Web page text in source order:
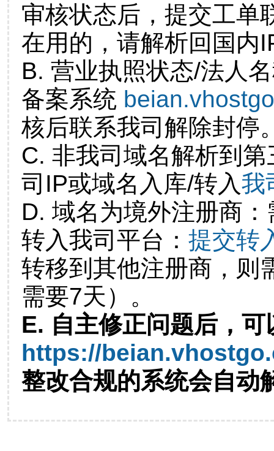
审核状态后，提交工单
在用的，请解析回国内
B. 营业执照状态/法人
备案系统
核后联系我司解除封停
C. 非我司域名解析到
司IP或域名入库/转入我
D. 域名为境外注册商
转入我司平台： 提交转
转移到其他注册商，则
需要7天）。
E. 自主修正问题后，可
https://
整改合规的系统会自动